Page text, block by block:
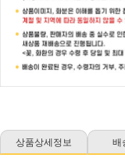
상품상세정보 배